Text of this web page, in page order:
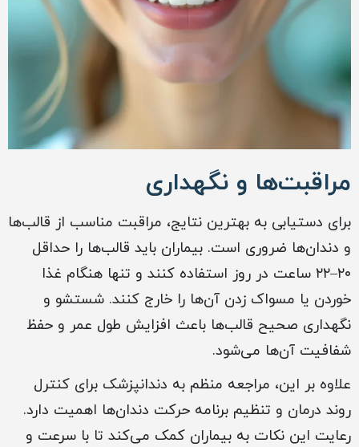
مراقبت‌ها و نگهداری
برای دستیابی به بهترین نتایج، مراقبت مناسب از قالب‌ها
و دندان‌ها ضروری است. بیماران باید قالب‌ها را حداقل
۲۰–۲۲ ساعت در روز استفاده کنند و تنها هنگام غذا
خوردن یا مسواک زدن آن‌ها را خارج کنند. شستشو و
نگهداری صحیح قالب‌ها باعث افزایش طول عمر و حفظ
شفافیت آن‌ها می‌شود.
علاوه بر این، مراجعه منظم به دندانپزشک برای کنترل
روند درمان و تنظیم برنامه حرکت دندان‌ها اهمیت دارد.
رعایت این نکات به بیماران کمک می‌کند تا با سرعت و